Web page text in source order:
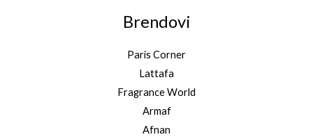
Brendovi
Paris Corner
Lattafa
Fragrance World
Armaf
Afnan